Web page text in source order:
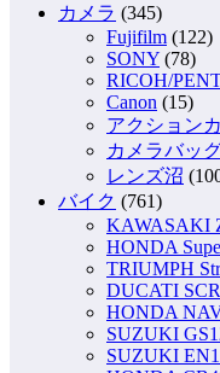
カメラ (345)
Fujifilm (122)
SONY (78)
RICOH/
Canon (15)
アクション
カメラバッ
レンズ沼
バイク (761)
KAWASAKI
HONDA
TRIUMPH
DUCATI
HONDA
SUZUKI
SUZUKI